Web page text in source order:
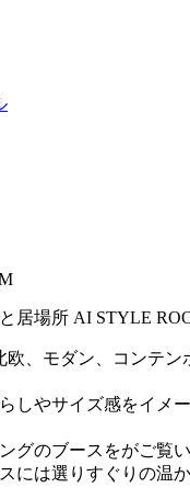
欧、モダン、コンテン
しやサイズ感をイメ
グのブースをがご覧い
には選りすぐりの温